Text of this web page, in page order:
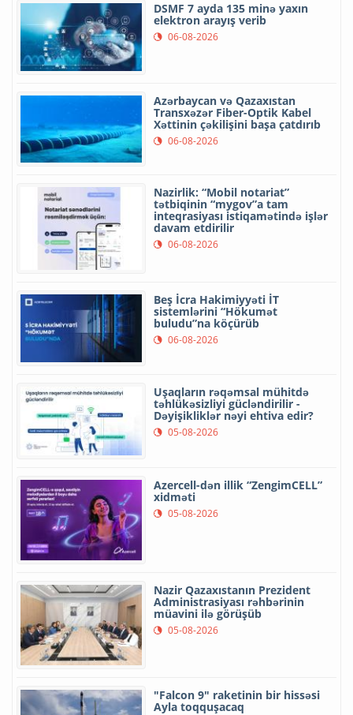
DSMF 7 ayda 135 minə yaxın
elektron arayış verib
06-08-2026
Azərbaycan və Qazaxıstan
Transxəzər Fiber-Optik Kabel
Xəttinin çəkilişini başa çatdırıb
06-08-2026
Nazirlik: “Mobil notariat”
tətbiqinin “mygov”a tam
inteqrasiyası istiqamətində işlər
davam etdirilir
06-08-2026
Beş İcra Hakimiyyəti İT
sistemlərini “Hökumət
buludu”na köçürüb
06-08-2026
Uşaqların rəqəmsal mühitdə
təhlükəsizliyi gücləndirilir -
Dəyişikliklər nəyi ehtiva edir?
05-08-2026
Azercell-dən illik “ZengimCELL”
xidməti
05-08-2026
Nazir Qazaxıstanın Prezident
Administrasiyası rəhbərinin
müavini ilə görüşüb
05-08-2026
"Falcon 9" raketinin bir hissəsi
Ayla toqquşacaq